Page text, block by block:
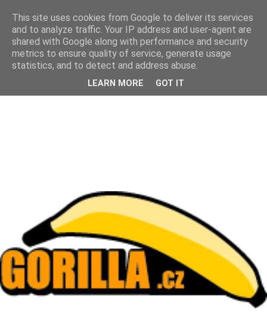
This site uses cookies from Google to deliver its services
and to analyze traffic. Your IP address and user-agent are
shared with Google along with performance and security
metrics to ensure quality of service, generate usage
statistics, and to detect and address abuse.
LEARN MORE GOT IT